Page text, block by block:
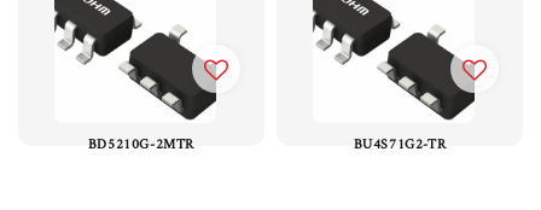
BD5210G-2MTR BU4S71G2-TR